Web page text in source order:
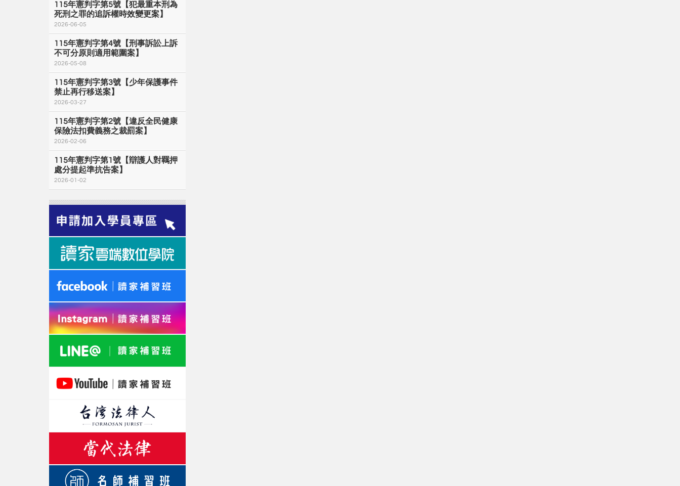
115年憲判字第5號【犯最重本刑為
死刑之罪的追訴權時效變更案】
2026-06-05
115年憲判字第4號【刑事訴訟上訴
不可分原則適用範圍案】
2026-05-08
115年憲判字第3號【少年保護事件
禁止再行移送案】
2026-03-27
115年憲判字第2號【違反全民健康
保險法扣費義務之裁罰案】
2026-02-06
115年憲判字第1號【辯護人對羈押
處分提起準抗告案】
2026-01-02